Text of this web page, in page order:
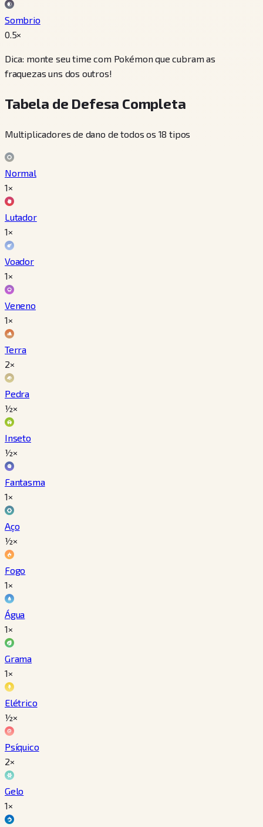
Sombrio
0.5×
Dica: monte seu time com Pokémon que cubram as
fraquezas uns dos outros!
Tabela de Defesa Completa
Multiplicadores de dano de todos os 18 tipos
Normal
1×
Lutador
1×
Voador
1×
Veneno
1×
Terra
2×
Pedra
½×
Inseto
½×
Fantasma
1×
Aço
½×
Fogo
1×
Água
1×
Grama
1×
Elétrico
½×
Psíquico
2×
Gelo
1×